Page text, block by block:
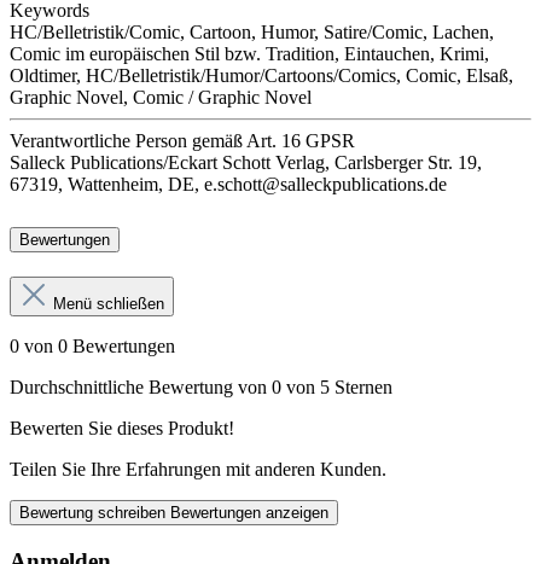
Keywords
HC/Belletristik/Comic, Cartoon, Humor, Satire/Comic, Lachen,
Comic im europäischen Stil bzw. Tradition, Eintauchen, Krimi,
Oldtimer, HC/Belletristik/Humor/Cartoons/Comics, Comic, Elsaß,
Graphic Novel, Comic / Graphic Novel
Verantwortliche Person gemäß Art. 16 GPSR
Salleck Publications/Eckart Schott Verlag, Carlsberger Str. 19,
67319, Wattenheim, DE, e.schott@salleckpublications.de
Bewertungen
Menü schließen
0 von 0 Bewertungen
Durchschnittliche Bewertung von 0 von 5 Sternen
Bewerten Sie dieses Produkt!
Teilen Sie Ihre Erfahrungen mit anderen Kunden.
Bewertung schreiben Bewertungen anzeigen